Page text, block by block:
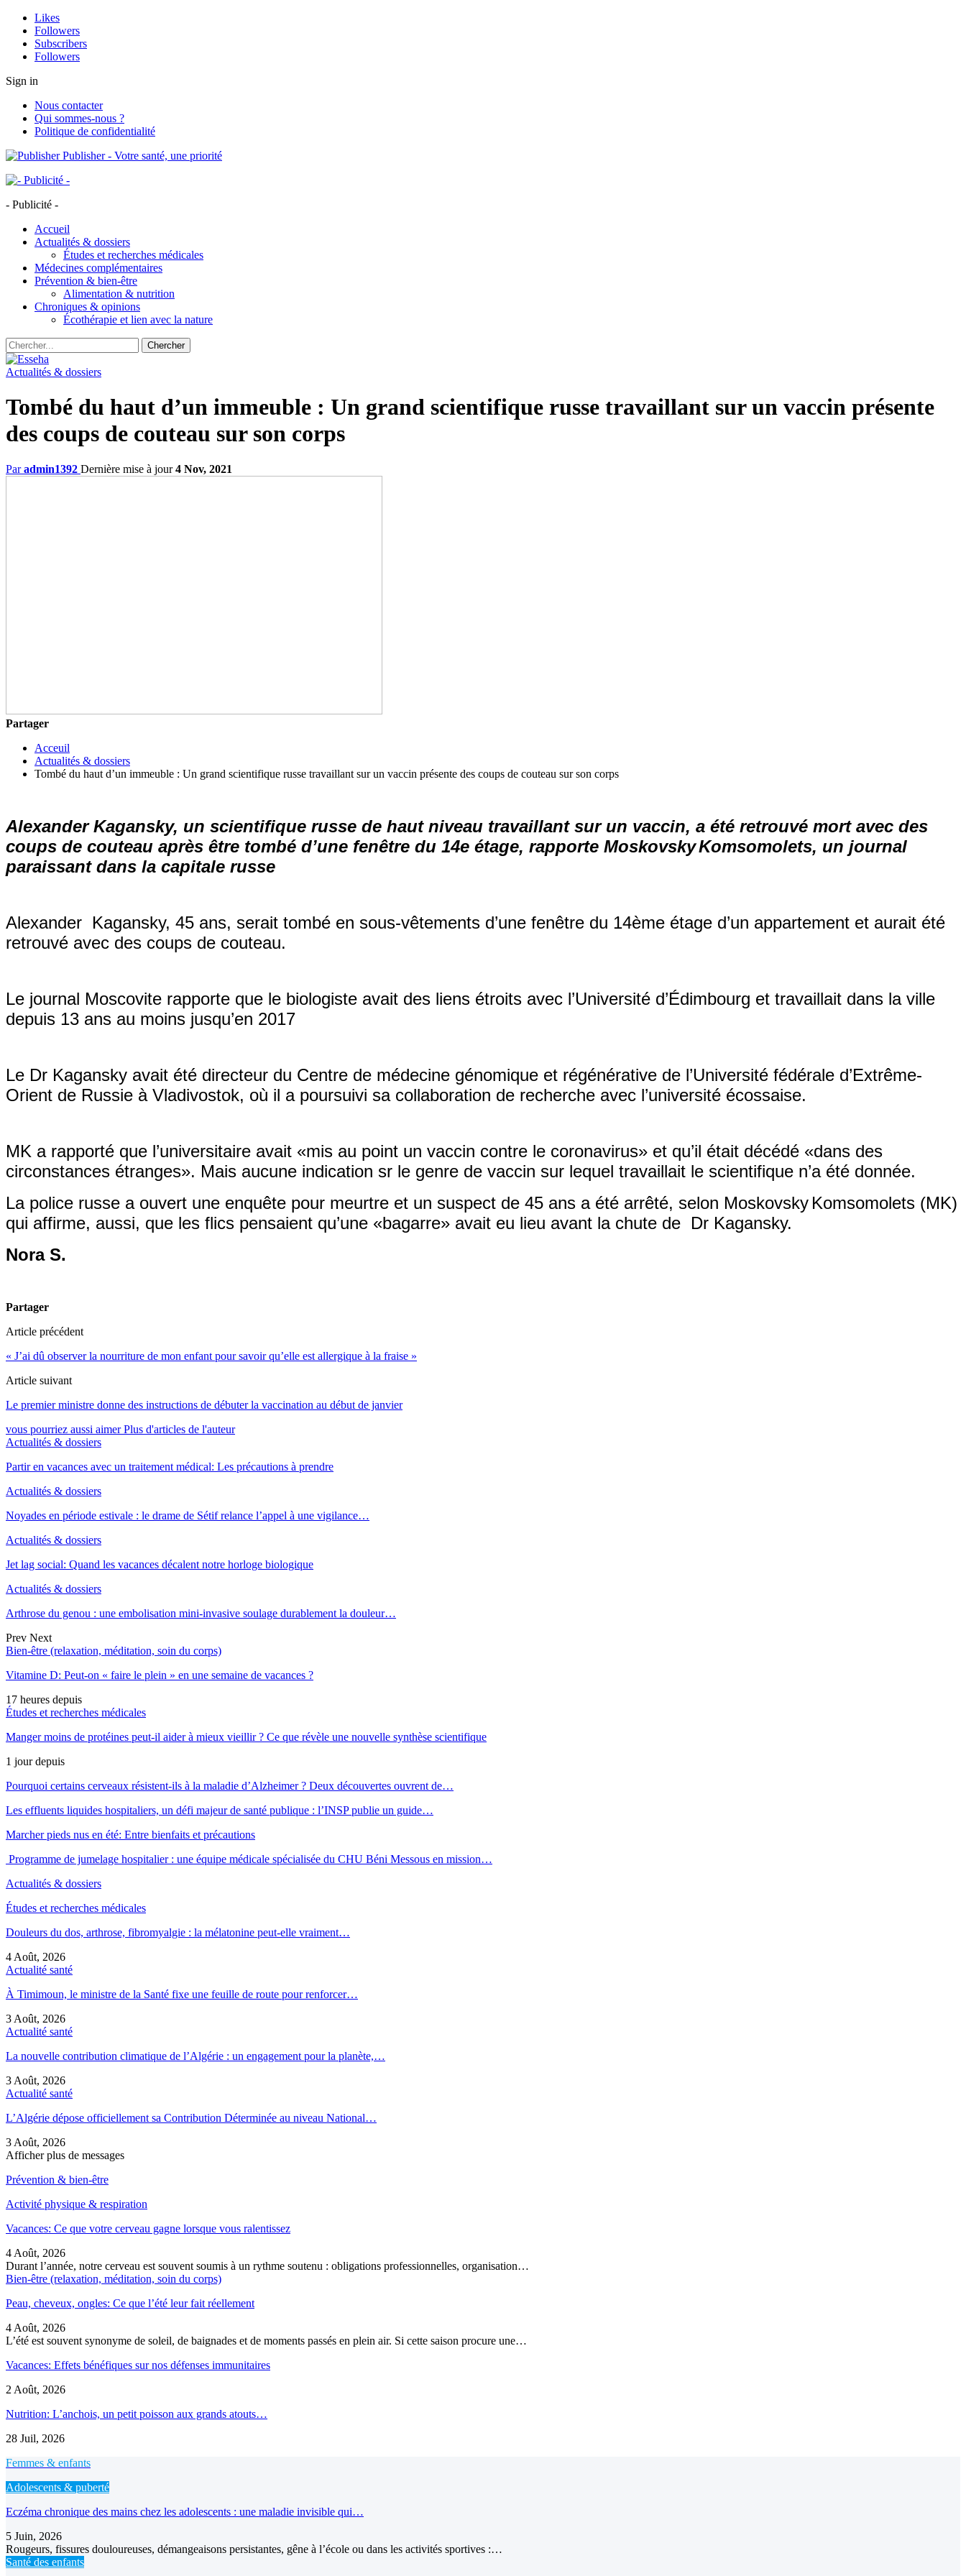
Likes
Followers
Subscribers
Followers
Sign in
Nous contacter
Qui sommes-nous ?
Politique de confidentialité
Publisher - Votre santé, une priorité
- Publicité -
Accueil
Actualités & dossiers
Études et recherches médicales
Médecines complémentaires
Prévention & bien-être
Alimentation & nutrition
Chroniques & opinions
Écothérapie et lien avec la nature
Actualités & dossiers
Tombé du haut d’un immeuble : Un grand scientifique russe travaillant sur un vaccin présente
des coups de couteau sur son corps
Paradmin1392 Dernière mise à jour4 Nov, 2021
Partager
Acceuil
Actualités & dossiers
Tombé du haut d’un immeuble : Un grand scientifique russe travaillant sur un vaccin présente des coups de couteau sur son corps
AlexanderKagansky, un scientifique russe de haut niveau travaillant sur un vaccin, a été retrouvé mort avec des
coups de couteau après être tombé d’une fenêtre du 14e étage, rapporte MoskovskyKomsomolets, un journal
paraissant dans la capitale russe
Alexander Kagansky, 45 ans, serait tombé en sous-vêtements d’une fenêtre du 14ème étage d’un appartement et aurait été
retrouvé avec des coups de couteau.
Le journal Moscovite rapporte que le biologiste avait des liens étroits avec l’Université d’Édimbourg et travaillait dans la ville
depuis 13 ans au moins jusqu’en 2017
Le Dr Kagansky avait été directeur du Centre de médecine génomique et régénérative de l’Université fédérale d’Extrême-
Orient de Russie à Vladivostok, où il a poursuivi sa collaboration de recherche avec l’université écossaise.
MK a rapporté que l’universitaire avait «mis au point un vaccin contre le coronavirus» et qu’il était décédé «dans des
circonstances étranges». Mais aucune indication sr le genre de vaccin sur lequel travaillait le scientifique n’a été donnée.
La police russe a ouvert une enquête pour meurtre et un suspect de 45 ans a été arrêté, selon Moskovsky Komsomolets (MK)
qui affirme, aussi, que les flics pensaient qu’une «bagarre» avait eu lieu avant la chute de Dr Kagansky.
Nora S.
Partager
Article précédent
« J’ai dû observer la nourriture de mon enfant pour savoir qu’elle est allergique à la fraise »
Article suivant
Le premier ministre donne des instructions de débuter la vaccination au début de janvier
vous pourriez aussi aimer Plus d'articles de l'auteur
Actualités & dossiers
Partir en vacances avec un traitement médical: Les précautions à prendre
Actualités & dossiers
Noyades en période estivale : le drame de Sétif relance l’appel à une vigilance…
Actualités & dossiers
Jet lag social: Quand les vacances décalent notre horloge biologique
Actualités & dossiers
Arthrose du genou : une embolisation mini-invasive soulage durablement la douleur…
Prev Next
Bien-être (relaxation, méditation, soin du corps)
Vitamine D: Peut-on « faire le plein » en une semaine de vacances ?
17 heures depuis
Études et recherches médicales
Manger moins de protéines peut-il aider à mieux vieillir ? Ce que révèle une nouvelle synthèse scientifique
1 jour depuis
Pourquoi certains cerveaux résistent-ils à la maladie d’Alzheimer ? Deux découvertes ouvrent de…
Les effluents liquides hospitaliers, un défi majeur de santé publique : l’INSP publie un guide…
Marcher pieds nus en été: Entre bienfaits et précautions
Programme de jumelage hospitalier : une équipe médicale spécialisée du CHU Béni Messous en mission…
Actualités & dossiers
Études et recherches médicales
Douleurs du dos, arthrose, fibromyalgie : la mélatonine peut-elle vraiment…
4 Août, 2026
Actualité santé
À Timimoun, le ministre de la Santé fixe une feuille de route pour renforcer…
3 Août, 2026
Actualité santé
La nouvelle contribution climatique de l’Algérie : un engagement pour la planète,…
3 Août, 2026
Actualité santé
L’Algérie dépose officiellement sa Contribution Déterminée au niveau National…
3 Août, 2026
Afficher plus de messages
Prévention & bien-être
Activité physique & respiration
Vacances: Ce que votre cerveau gagne lorsque vous ralentissez
4 Août, 2026
Durant l’année, notre cerveau est souvent soumis à un rythme soutenu : obligations professionnelles, organisation…
Bien-être (relaxation, méditation, soin du corps)
Peau, cheveux, ongles: Ce que l’été leur fait réellement
4 Août, 2026
L’été est souvent synonyme de soleil, de baignades et de moments passés en plein air. Si cette saison procure une…
Vacances: Effets bénéfiques sur nos défenses immunitaires
2 Août, 2026
Nutrition: L’anchois, un petit poisson aux grands atouts…
28 Juil, 2026
Femmes & enfants
Adolescents & puberté
Eczéma chronique des mains chez les adolescents : une maladie invisible qui…
5 Juin, 2026
Rougeurs, fissures douloureuses, démangeaisons persistantes, gêne à l’école ou dans les activités sportives :…
Santé des enfants